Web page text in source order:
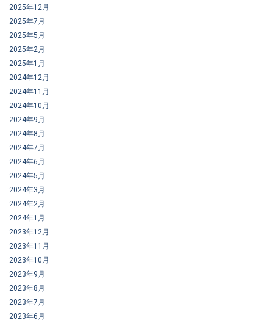
2025年12月
2025年7月
2025年5月
2025年2月
2025年1月
2024年12月
2024年11月
2024年10月
2024年9月
2024年8月
2024年7月
2024年6月
2024年5月
2024年3月
2024年2月
2024年1月
2023年12月
2023年11月
2023年10月
2023年9月
2023年8月
2023年7月
2023年6月